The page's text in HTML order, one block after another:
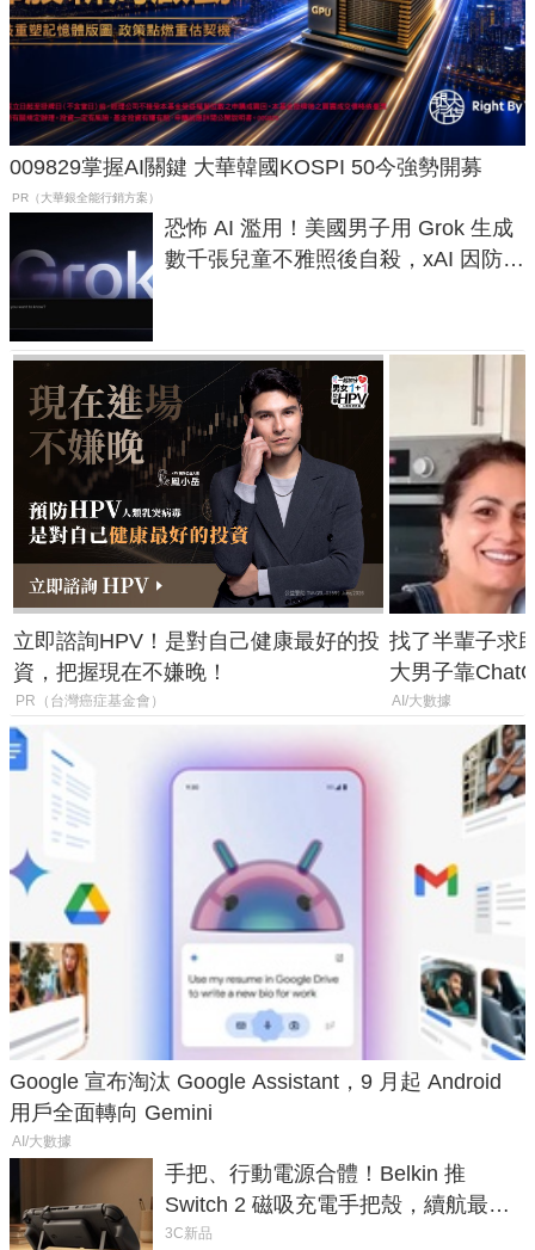
009829掌握AI關鍵 大華韓國KOSPI 50今強勢開募
PR（大華銀全能行銷方案）
恐怖 AI 濫用！美國男子用 Grok 生成
數千張兒童不雅照後自殺，xAI 因防護
立即諮詢HPV！是對自己健康最好的投
資，把握現在不嫌晚！
PR（台灣癌症基金會）
找了半輩子求
大男子靠
年家人
AI/大數據
Google 宣布淘汰 Google Assistant，9 月起 Android
用戶全面轉向 Gemini
AI/大數據
手把、行動電源合體！Belkin 推
Switch 2 磁吸充電手把殼，續航最高
延長 1.5 倍
3C新品